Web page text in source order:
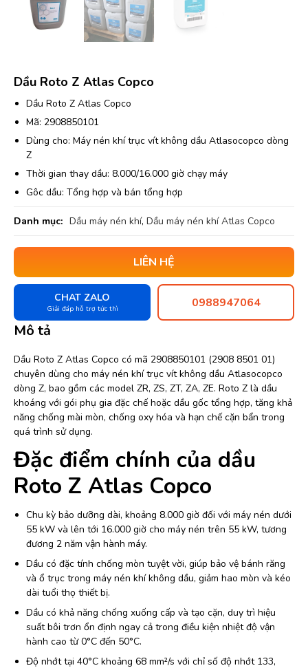
Dầu Roto Z Atlas Copco
Dầu Roto Z Atlas Copco
Mã: 2908850101
Dùng cho: Máy nén khí trục vít không dầu Atlasocopco dòng
Z
Thời gian thay dầu: 8.000/16.000 giờ chạy máy
Gôc dầu: Tổng hợp và bán tổng hợp
Danh mục: Dầu máy nén khí, Dầu máy nén khí Atlas Copco
LIÊN HỆ
CHAT ZALO
Giải đáp hỗ trợ tức thì 0988947064
Mô tả
Dầu Roto Z Atlas Copco có mã 2908850101 (2908 8501 01)
chuyên dùng cho máy nén khí trục vít không dầu Atlasocopco
dòng Z, bao gồm các model ZR, ZS, ZT, ZA, ZE. Roto Z là dầu
khoáng với gói phụ gia đặc chế hoặc dầu gốc tổng hợp, tăng khả
năng chống mài mòn, chống oxy hóa và hạn chế cặn bẩn trong
quá trình sử dụng.
Đặc điểm chính của dầu
Roto Z Atlas Copco
Chu kỳ bảo dưỡng dài, khoảng 8.000 giờ đối với máy nén dưới
55 kW và lên tới 16.000 giờ cho máy nén trên 55 kW, tương
đương 2 năm vận hành máy.
Dầu có đặc tính chống mòn tuyệt vời, giúp bảo vệ bánh răng
và ổ trục trong máy nén khí không dầu, giảm hao mòn và kéo
dài tuổi thọ thiết bị.
Dầu có khả năng chống xuống cấp và tạo cặn, duy trì hiệu
suất bôi trơn ổn định ngay cả trong điều kiện nhiệt độ vận
hành cao từ 0°C đến 50°C.
Độ nhớt tại 40°C khoảng 68 mm²/s với chỉ số độ nhớt 133,